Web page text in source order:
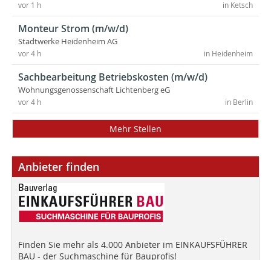
in Ketsch
vor 1 h
Monteur Strom (m/w/d)
Stadtwerke Heidenheim AG
in Heidenheim
vor 4 h
Sachbearbeitung Betriebskosten (m/w/d)
Wohnungsgenossenschaft Lichtenberg eG
in Berlin
vor 4 h
Mehr Stellen
Anbieter finden
Finden Sie mehr als 4.000 Anbieter im EINKAUFSFÜHRER
BAU - der Suchmaschine für Bauprofis!